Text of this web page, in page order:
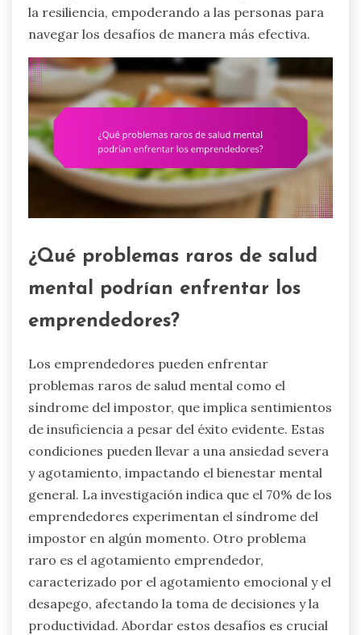
la resiliencia, empoderando a las personas para
navegar los desafíos de manera más efectiva.
¿Qué problemas raros de salud
mental podrían enfrentar los
emprendedores?
Los emprendedores pueden enfrentar
problemas raros de salud mental como el
síndrome del impostor, que implica sentimientos
de insuficiencia a pesar del éxito evidente. Estas
condiciones pueden llevar a una ansiedad severa
y agotamiento, impactando el bienestar mental
general. La investigación indica que el 70% de los
emprendedores experimentan el síndrome del
impostor en algún momento. Otro problema
raro es el agotamiento emprendedor,
caracterizado por el agotamiento emocional y el
desapego, afectando la toma de decisiones y la
productividad. Abordar estos desafíos es crucial